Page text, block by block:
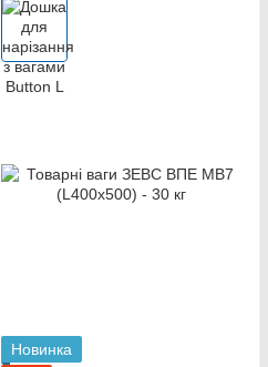
Новинка